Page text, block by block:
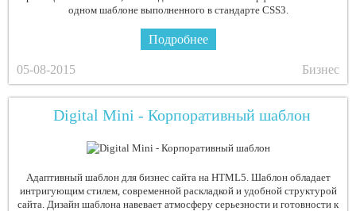
одном шаблоне выполненного в стандарте CSS3.
Подробнее
05-08-2015 Бизнес
Digital Mini - Корпоративный шаблон
Адаптивный шаблон для бизнес сайта на HTML5. Шаблон обладает
интригующим стилем, современной раскладкой и удобной структурой
сайта. Дизайн шаблона навевает атмосферу серьезности и готовности к